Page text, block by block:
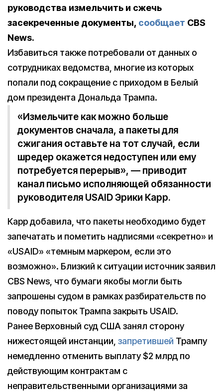
руководства измельчить и сжечь
засекреченные документы, сообщает CBS
News.
Избавиться также потребовали от данных о
сотрудниках ведомства, многие из которых
попали под сокращение с приходом в Белый
дом президента Дональда Трампа.
«Измельчите как можно больше
документов сначала, а пакеты для
сжигания оставьте на тот случай, если
шредер окажется недоступен или ему
потребуется перерыв», — приводит
канал письмо исполняющей обязанности
руководителя USAID Эрики Карр.
Карр добавила, что пакеты необходимо будет
запечатать и пометить надписями «секретно» и
«USAID» «темным маркером, если это
возможно». Близкий к ситуации источник заявил
CBS News, что бумаги якобы могли быть
запрошены судом в рамках разбирательств по
поводу попыток Трампа закрыть USAID.
Ранее Верховный суд США занял сторону
нижестоящей инстанции, запретившей Трампу
немедленно отменить выплату $2 млрд по
действующим контрактам с
неправительственными организациями за